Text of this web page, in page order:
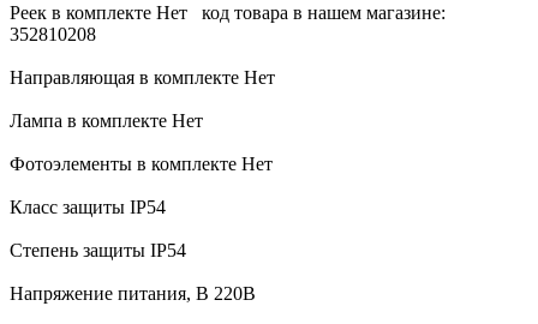
Реек в комплекте Нет код товара в нашем магазине:
352810208
Направляющая в комплекте Нет
Лампа в комплекте Нет
Фотоэлементы в комплекте Нет
Класс защиты IP54
Степень защиты IP54
Напряжение питания, В 220В